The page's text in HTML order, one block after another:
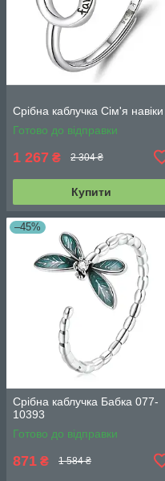
Срібна каблучка Сім'я навіки
Готово до відправки
1 267 ₴ 2 304 ₴
Купити
–45%
Срібна каблучка Бабка 077-
10393
Готово до відправки
871 ₴ 1 584 ₴